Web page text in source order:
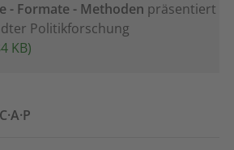
- Formate - Methoden präsentiert
Politikforschung
KB)